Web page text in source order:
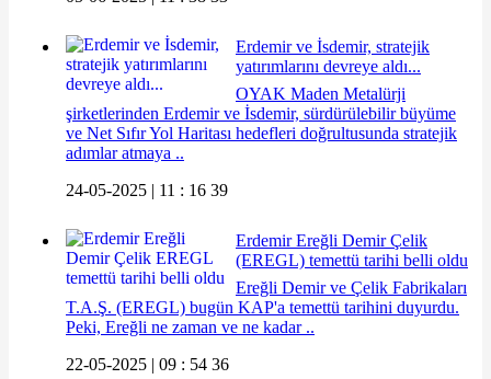
Erdemir ve İsdemir, stratejik
yatırımlarını devreye aldı...
OYAK Maden Metalürji
şirketlerinden Erdemir ve İsdemir, sürdürülebilir büyüme
ve Net Sıfır Yol Haritası hedefleri doğrultusunda stratejik
adımlar atmaya ..
24-05-2025 | 11 : 16 39
Erdemir Ereğli Demir Çelik
(EREGL) temettü tarihi belli oldu
Ereğli Demir ve Çelik Fabrikaları
T.A.Ş. (EREGL) bugün KAP'a temettü tarihini duyurdu.
Peki, Ereğli ne zaman ve ne kadar ..
22-05-2025 | 09 : 54 36